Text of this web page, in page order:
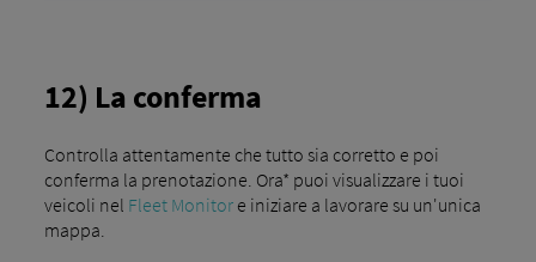
12) La conferma
Controlla attentamente che tutto sia corretto e poi
conferma la prenotazione. Ora* puoi visualizzare i tuoi
veicoli nel Fleet Monitore iniziare a lavorare su un'unica
mappa.